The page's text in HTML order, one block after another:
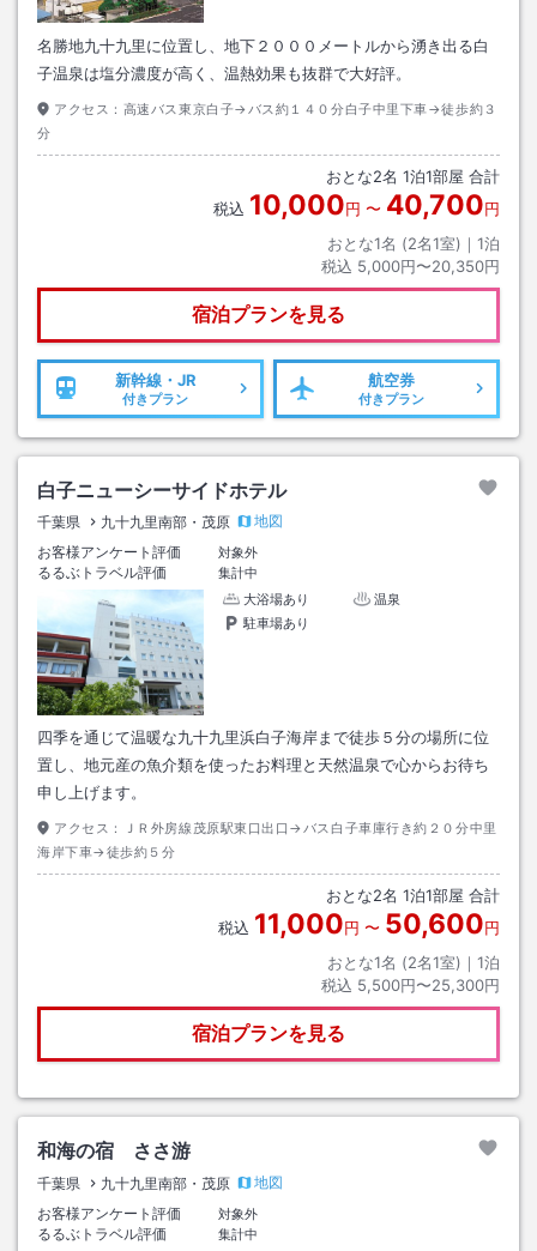
名勝地九十九里に位置し、地下２０００メートルから湧き出る白
子温泉は塩分濃度が高く、温熱効果も抜群で大好評。
アクセス： 高速バス東京白子→バス約１４０分白子中里下車→徒歩約３
分
おとな2名 1泊1部屋 合計
税込 10,000円 〜 40,700円
おとな1名 (2名1室)｜ 1泊
税込 5,000円〜20,350円
宿泊プランを見る
新幹線・JR
付きプラン
航空券
付きプラン
白子ニューシーサイドホテル
千葉県 九十九里南部・茂原
地図
お客様アンケート評価
対象外
るるぶトラベル評価
集計中
大浴場あり
温泉
駐車場あり
四季を通じて温暖な九十九里浜白子海岸まで徒歩５分の場所に位
置し、地元産の魚介類を使ったお料理と天然温泉で心からお待ち
申し上げます。
アクセス：
ＪＲ外房線茂原駅東口出口→バス白子車庫行き約２０分中里
海岸下車→徒歩約５分
おとな2名 1泊1部屋 合計
税込 11,000円 〜 50,600円
おとな1名 (2名1室)｜ 1泊
税込 5,500円〜25,300円
宿泊プランを見る
和海の宿 ささ游
千葉県 九十九里南部・茂原
地図
お客様アンケート評価
対象外
るるぶトラベル評価 集計中